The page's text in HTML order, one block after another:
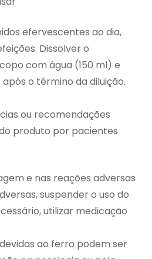
efervescentes ao dia,
Dissolver o
com água (150 ml) e
o término da diluição.
ou recomendações
produto por pacientes
e nas reações adversas
suspender o uso do
utilizar medicação
ao ferro podem ser